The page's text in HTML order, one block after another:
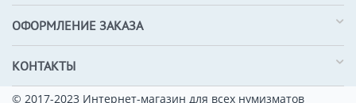
ОФОРМЛЕНИЕ ЗАКАЗА
КОНТАКТЫ
© 2017-2023 Интернет-магазин для всех нумизматов